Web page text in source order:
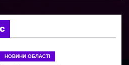
НОВИНИ ОБЛАСТІ